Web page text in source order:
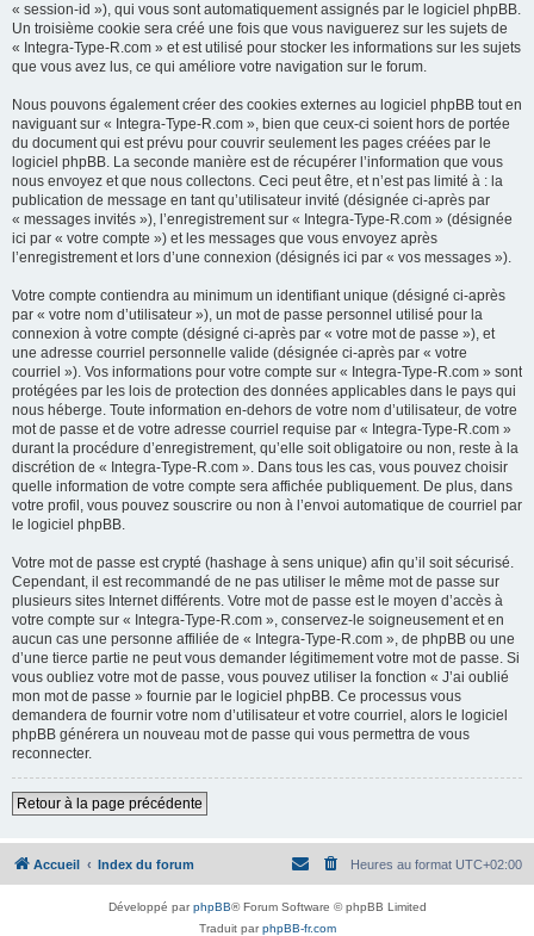
« session-id »), qui vous sont automatiquement assignés par le logiciel phpBB.
Un troisième cookie sera créé une fois que vous naviguerez sur les sujets de
« Integra-Type-R.com » et est utilisé pour stocker les informations sur les sujets
que vous avez lus, ce qui améliore votre navigation sur le forum.
Nous pouvons également créer des cookies externes au logiciel phpBB tout en
naviguant sur « Integra-Type-R.com », bien que ceux-ci soient hors de portée
du document qui est prévu pour couvrir seulement les pages créées par le
logiciel phpBB. La seconde manière est de récupérer l’information que vous
nous envoyez et que nous collectons. Ceci peut être, et n’est pas limité à : la
publication de message en tant qu’utilisateur invité (désignée ci-après par
« messages invités »), l’enregistrement sur « Integra-Type-R.com » (désignée
ici par « votre compte ») et les messages que vous envoyez après
l’enregistrement et lors d’une connexion (désignés ici par « vos messages »).
Votre compte contiendra au minimum un identifiant unique (désigné ci-après
par « votre nom d’utilisateur »), un mot de passe personnel utilisé pour la
connexion à votre compte (désigné ci-après par « votre mot de passe »), et
une adresse courriel personnelle valide (désignée ci-après par « votre
courriel »). Vos informations pour votre compte sur « Integra-Type-R.com » sont
protégées par les lois de protection des données applicables dans le pays qui
nous héberge. Toute information en-dehors de votre nom d’utilisateur, de votre
mot de passe et de votre adresse courriel requise par « Integra-Type-R.com »
durant la procédure d’enregistrement, qu’elle soit obligatoire ou non, reste à la
discrétion de « Integra-Type-R.com ». Dans tous les cas, vous pouvez choisir
quelle information de votre compte sera affichée publiquement. De plus, dans
votre profil, vous pouvez souscrire ou non à l’envoi automatique de courriel par
le logiciel phpBB.
Votre mot de passe est crypté (hashage à sens unique) afin qu’il soit sécurisé.
Cependant, il est recommandé de ne pas utiliser le même mot de passe sur
plusieurs sites Internet différents. Votre mot de passe est le moyen d’accès à
votre compte sur « Integra-Type-R.com », conservez-le soigneusement et en
aucun cas une personne affiliée de « Integra-Type-R.com », de phpBB ou une
d’une tierce partie ne peut vous demander légitimement votre mot de passe. Si
vous oubliez votre mot de passe, vous pouvez utiliser la fonction « J’ai oublié
mon mot de passe » fournie par le logiciel phpBB. Ce processus vous
demandera de fournir votre nom d’utilisateur et votre courriel, alors le logiciel
phpBB générera un nouveau mot de passe qui vous permettra de vous
reconnecter.
Retour à la page précédente
Accueil Index du forum Heures au format UTC+02:00
Développé parphpBB® Forum Software © phpBB Limited
Traduit parphpBB-fr.com